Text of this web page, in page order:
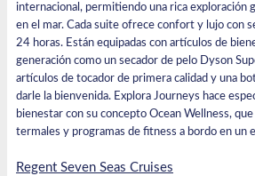
internacional, permitiendo una rica exploración
en el mar. Cada suite ofrece confort y lujo con
24 horas. Están equipadas con artículos de
generación como un secador de pelo Dyson
artículos de tocador de primera calidad y una
darle la bienvenida. Explora Journeys hace
bienestar con su concepto Ocean Wellness, que
termales y programas de fitness a bordo en un
Regent Seven Seas Cruises